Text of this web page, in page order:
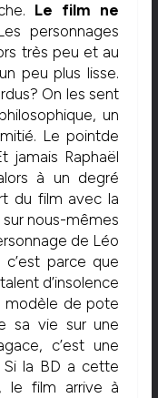
Le film ne
personnages
très peu et au
peu plus lisse.
On les sent
un
Le pointde
jamais Raphaël
à un degré
du film avec la
sur nous-mêmes
de Léo
parce que
d’insolence
modèle de pote
sa vie sur une
c’est une
la BD a cette
le film arrive à